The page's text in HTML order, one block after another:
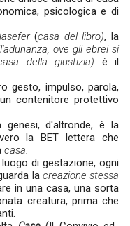
psicologica e di
(casa del libro), la
ove gli ebrei si
della giustizia) è il
gesto, impulso, parola,
contenitore protettivo
d'altronde, è la
la BET lettera che
casa.
di gestazione, ogni
la creazione stessa
in una casa, una sorta
creatura, prima che